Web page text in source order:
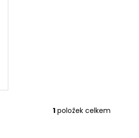
O
1 položek celkem